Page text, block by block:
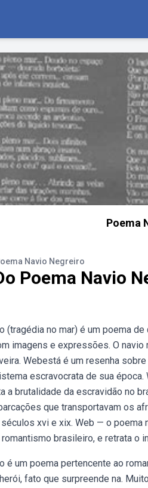
Poema
Navio Negreiro
Poema Navio
(tragédia no mar) é um poema
imagens e expressões. O
Webestá é um resenha
escravocrata de sua
a brutalidade da escravidão no
que transportavam os
xvi e xix. Web — o
brasileiro, e retrata o
é um poema pertencente ao
fato que surpreende na.